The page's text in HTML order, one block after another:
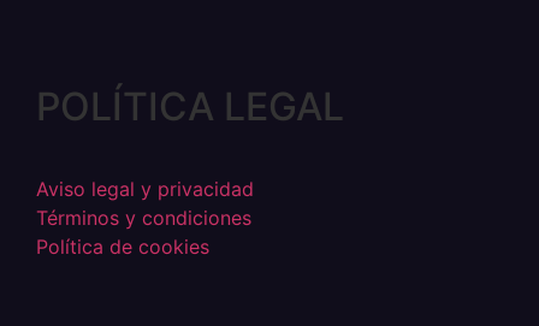
POLÍTICA LEGAL
Aviso legal y privacidad
Términos y condiciones
Política de cookies